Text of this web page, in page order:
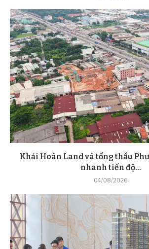
Khải Hoàn Land và tổng thầu
nhanh tiến độ...
04/08/2026